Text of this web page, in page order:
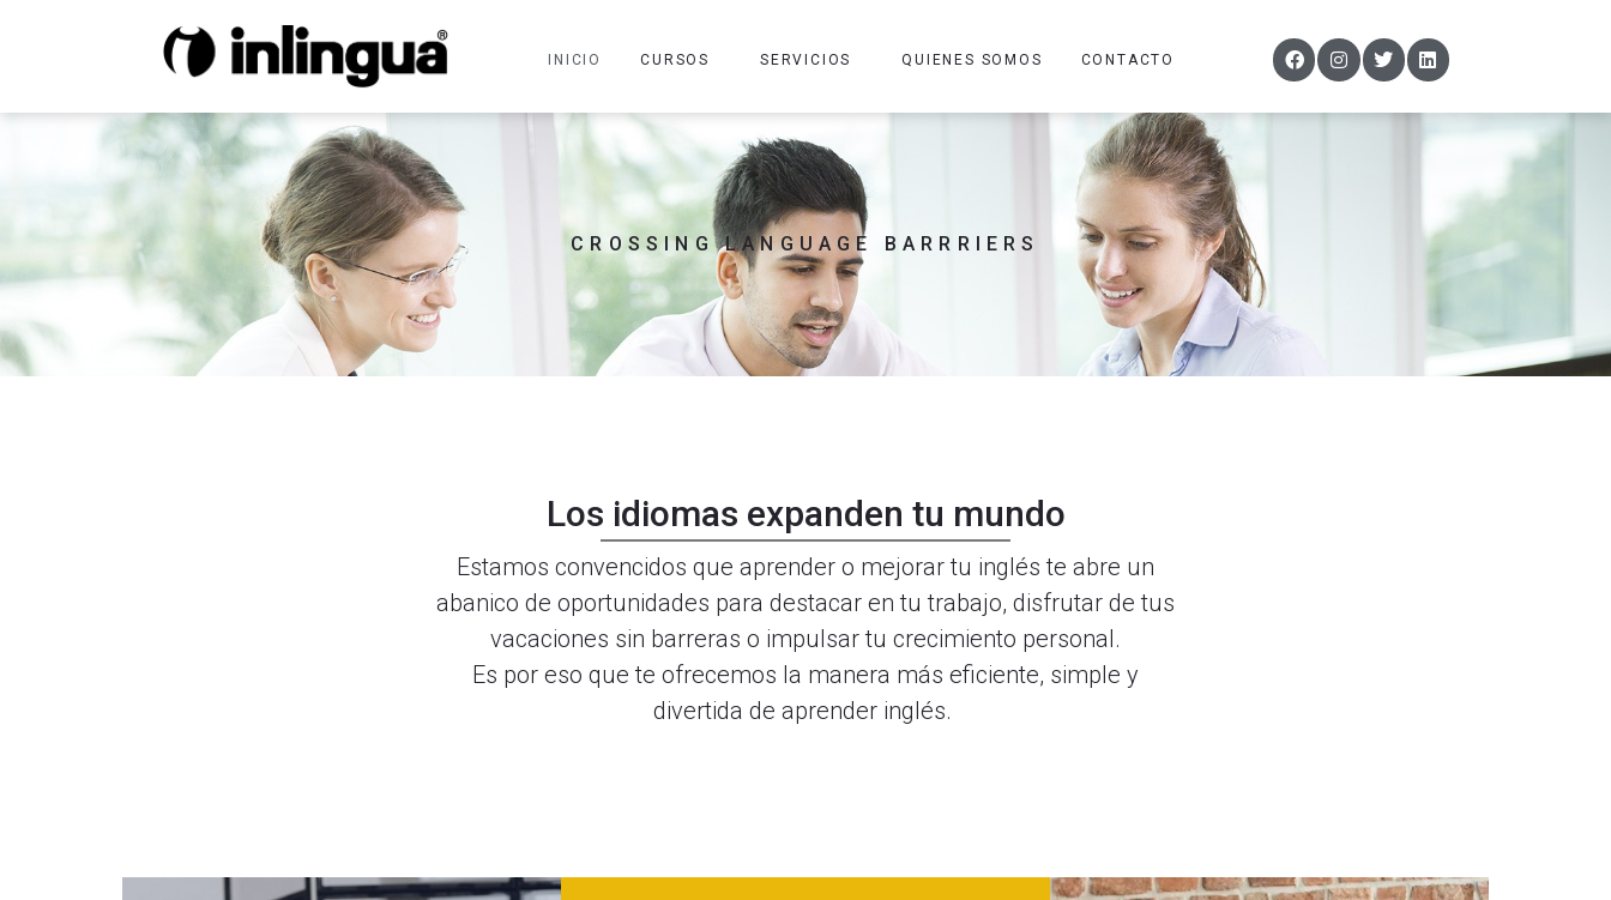
INICIO CURSOS SERVICIOS QUIENES SOMOS CONTACTO
CROSSING LANGUAGE BARRRIERS
Los idiomas expanden tu mundo
Estamos convencidos que aprender o mejorar tu inglés te abre un
abanico de oportunidades para destacar en tu trabajo, disfrutar de tus
vacaciones sin barreras o impulsar tu crecimiento personal.
Es por eso que te ofrecemos la manera más eficiente, simple y
divertida de aprender inglés.